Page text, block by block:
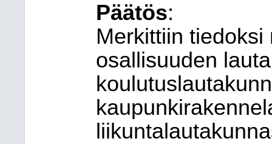
Päätös:
Merkittiin
osallisuuden